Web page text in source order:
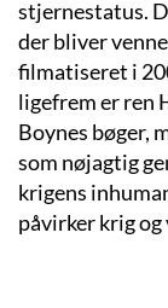
stjernestatus.
der bliver
filmatiseret i
ligefrem er ren
Boynes bøger,
som nøjagtig
krigens
påvirker krig og